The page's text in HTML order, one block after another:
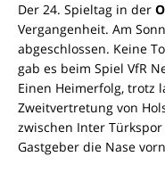
Der 24. Spieltag in der
Vergangenheit. Am
abgeschlossen. Keine
gab es beim Spiel VfR
Einen Heimerfolg, trotz
Zweitvertretung von
zwischen Inter
Gastgeber die Nase